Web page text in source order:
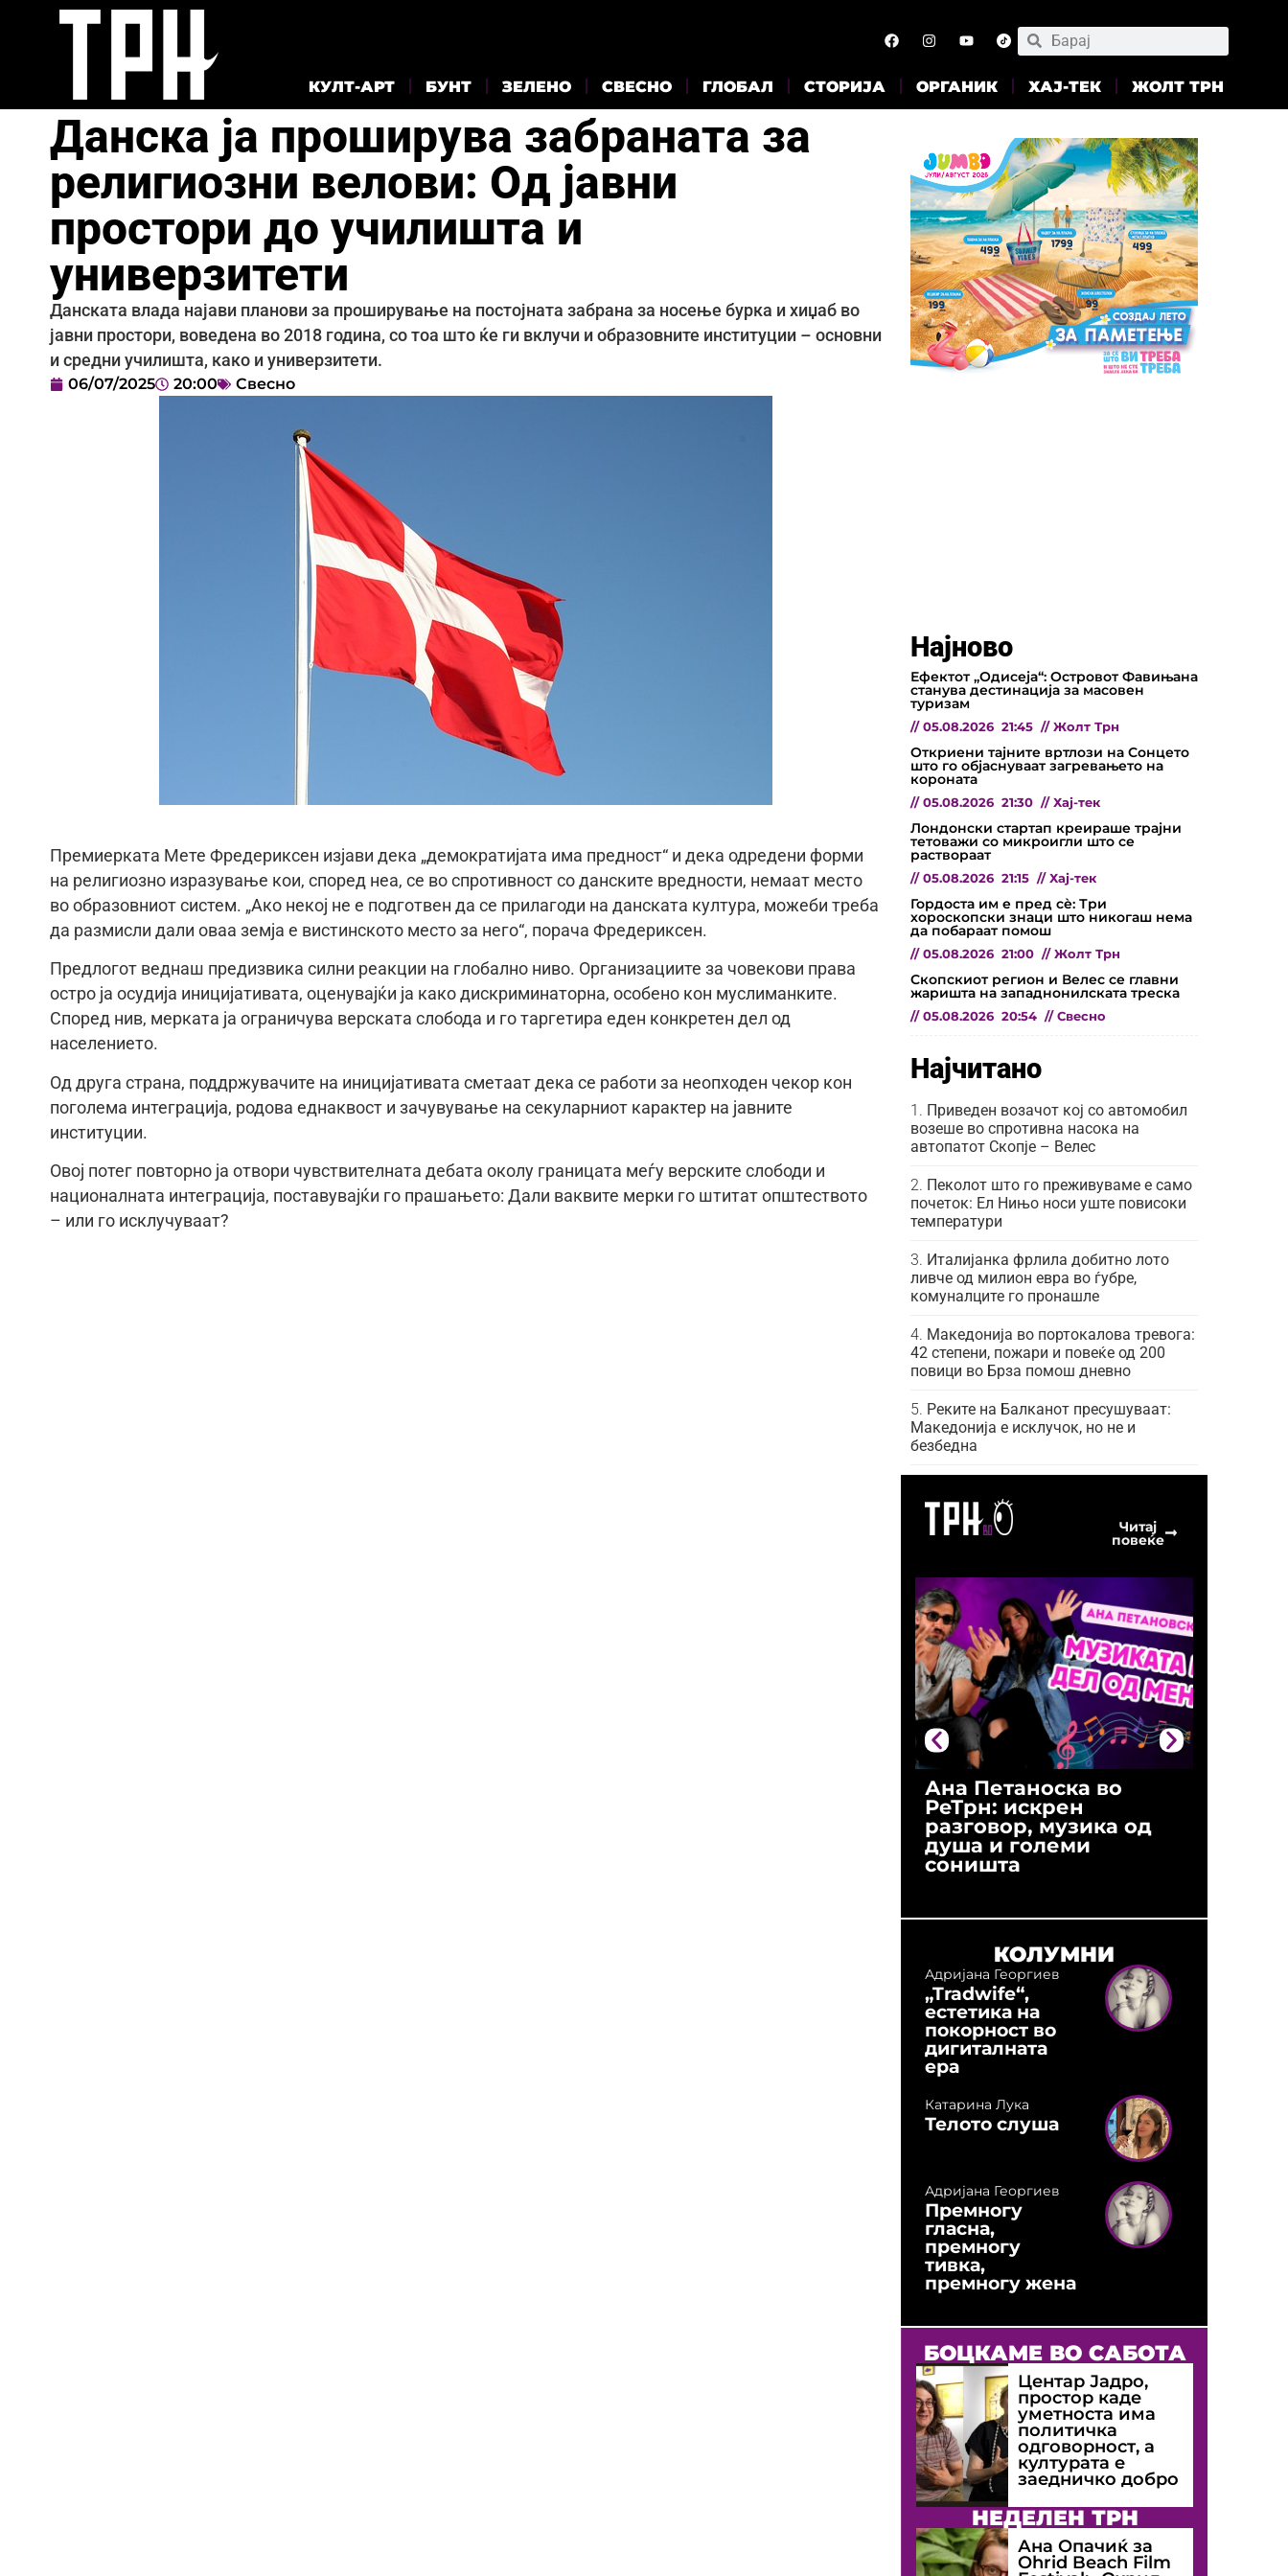
КУЛТ-АРТ БУНТ ЗЕЛЕНО СВЕСНО ГЛОБАЛ СТОРИЈА ОРГАНИК ХАЈ-ТЕК ЖОЛТ ТРН
Данска ја проширува забраната за
религиозни велови: Од јавни
простори до училишта и
универзитети
Данската влада најави планови за проширување на постојната забрана за носење бурка и хиџаб во
јавни простори, воведена во 2018 година, со тоа што ќе ги вклучи и образовните институции – основни
и средни училишта, како и универзитети.
06/07/2025 20:00 Свесно
Премиерката Мете Фредериксен изјави дека „демократијата има предност“ и дека одредени форми
на религиозно изразување кои, според неа, се во спротивност со данските вредности, немаат место
во образовниот систем. „Ако некој не е подготвен да се прилагоди на данската култура, можеби треба
да размисли дали оваа земја е вистинското место за него“, порача Фредериксен.
Предлогот веднаш предизвика силни реакции на глобално ниво. Организациите за човекови права
остро ја осудија иницијативата, оценувајќи ја како дискриминаторна, особено кон муслиманките.
Според нив, мерката ја ограничува верската слобода и го таргетира еден конкретен дел од
населението.
Од друга страна, поддржувачите на иницијативата сметаат дека се работи за неопходен чекор кон
поголема интеграција, родова еднаквост и зачувување на секуларниот карактер на јавните
институции.
Овој потег повторно ја отвори чувствителната дебата околу границата меѓу верските слободи и
националната интеграција, поставувајќи го прашањето: Дали ваквите мерки го штитат општеството
– или го исклучуваат?
Најново
Ефектот „Одисеја“: Островот Фавињана
станува дестинација за масовен
туризам
// 05.08.2026 21:45 // Жолт Трн
Откриени тајните вртлози на Сонцето
што го објаснуваат загревањето на
короната
// 05.08.2026 21:30 // Хај-тек
Лондонски стартап креираше трајни
тетоважи со микроигли што се
раствораат
// 05.08.2026 21:15 // Хај-тек
Гордоста им е пред сѐ: Три
хороскопски знаци што никогаш нема
да побараат помош
// 05.08.2026 21:00 // Жолт Трн
Скопскиот регион и Велес се главни
жаришта на западнонилската треска
// 05.08.2026 20:54 // Свесно
Најчитано
Приведен возачот кој со автомобил
возеше во спротивна насока на
автопатот Скопје – Велес
Пеколот што го преживуваме е само
почеток: Ел Нињо носи уште повисоки
температури
Италијанка фрлила добитно лото
ливче од милион евра во ѓубре,
комуналците го пронашле
Македонија во портокалова тревога:
42 степени, пожари и повеќе од 200
повици во Брза помош дневно
Реките на Балканот пресушуваат:
Македонија е исклучок, но не и
безбедна
Читај
повеќе
Ана Петаноска во
РеТрн: искрен
разговор, музика од
душа и големи
соништа
КОЛУМНИ
Адријана Георгиев
„Tradwife“,
естетика на
покорност во
дигиталната
ера
Катарина Лука
Телото слуша
Адријана Георгиев
Премногу
гласна,
премногу
тивка,
премногу жена
БОЦКАМЕ ВО САБОТА
Центар Јадро,
простор каде
уметноста има
политичка
одговорност, а
културата е
заедничко добро
НЕДЕЛЕН ТРН
Ана Опачиќ за
Оhrid Beach Film